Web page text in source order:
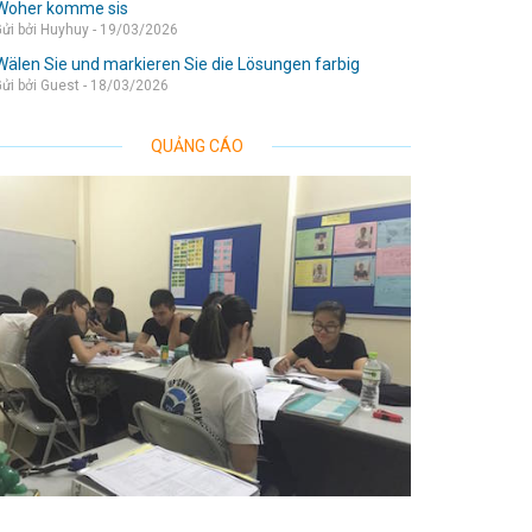
komme sis
bởi Huyhuy - 19/03/2026
Sie und markieren Sie die Lösungen farbig
bởi Guest - 18/03/2026
QUẢNG CÁO